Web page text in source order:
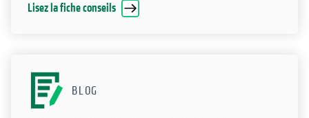
Lisez la fiche conseils
BLOG